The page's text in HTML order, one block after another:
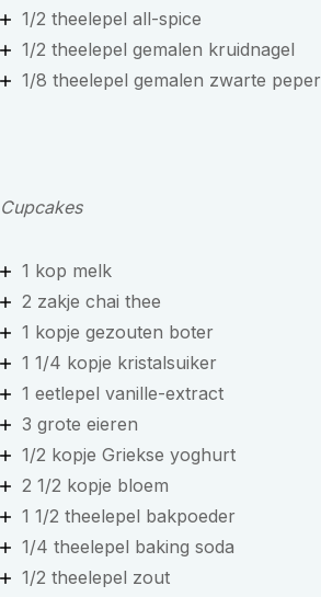
1/2 theelepel all-spice
1/2 theelepel gemalen kruidnagel
1/8 theelepel gemalen zwarte peper
Cupcakes
1 kop melk
2 zakje chai thee
1 kopje gezouten boter
1 1/4 kopje kristalsuiker
1 eetlepel vanille-extract
3 grote eieren
1/2 kopje Griekse yoghurt
2 1/2 kopje bloem
1 1/2 theelepel bakpoeder
1/4 theelepel baking soda
1/2 theelepel zout